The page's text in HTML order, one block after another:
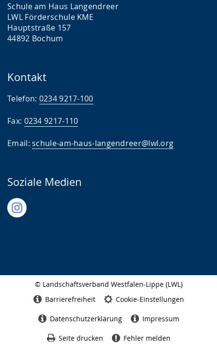
Schule am Haus Langendreer
LWL Förderschule KME
Hauptstraße 157
44892 Bochum
Kontakt
Telefon: 0234 9217-100
Fax: 0234 9217-110
Email:schule-am-haus-langendreer@lwl.org
Soziale Medien
© Landschaftsverband Westfalen-Lippe (LWL)
Barrierefreiheit Cookie-Einstellungen
Datenschutzerklärung Impressum
Seite drucken Fehler melden